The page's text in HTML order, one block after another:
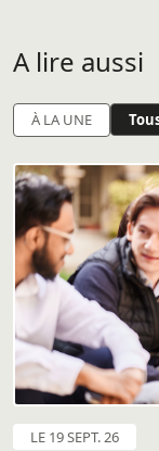
A lire aussi
À LA UNE
LE 19 SEPT. 26